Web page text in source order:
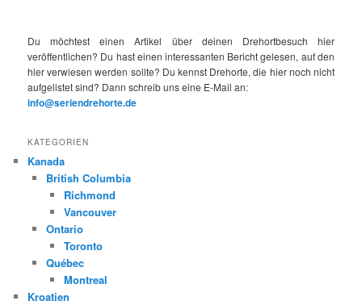
Du möchtest einen Artikel über deinen Drehortbesuch hier
veröffentlichen? Du hast einen interessanten Bericht gelesen, auf den
hier verwiesen werden sollte? Du kennst Drehorte, die hier noch nicht
aufgelistet sind? Dann schreib uns eine E-Mail an:
info@seriendrehorte.de
KATEGORIEN
Kanada
British Columbia
Richmond
Vancouver
Ontario
Toronto
Québec
Montreal
Kroatien